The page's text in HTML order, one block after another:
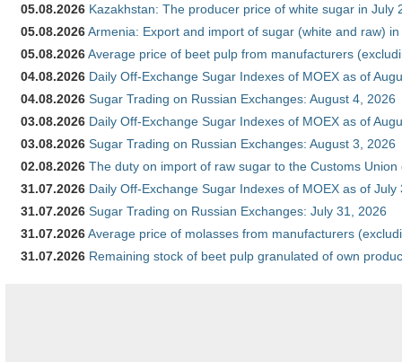
05.08.2026 Kazakhstan: The producer price of white sugar in July
05.08.2026Armenia: Export and import of sugar (white and raw)
05.08.2026Average price of beet pulp from manufacturers
04.08.2026 Daily Off-Exchange Sugar Indexes of MOEX as of
04.08.2026 Sugar Trading on Russian Exchanges: August 4, 2026
03.08.2026 Daily Off-Exchange Sugar Indexes of MOEX as of
03.08.2026 Sugar Trading on Russian Exchanges: August 3, 2026
02.08.2026 The duty on import of raw sugar to the Customs
31.07.2026 Daily Off-Exchange Sugar Indexes of MOEX as of July
31.07.2026 Sugar Trading on Russian Exchanges: July 31, 2026
31.07.2026Average price of molasses from manufacturers
31.07.2026 Remaining stock of beet pulp granulated of own